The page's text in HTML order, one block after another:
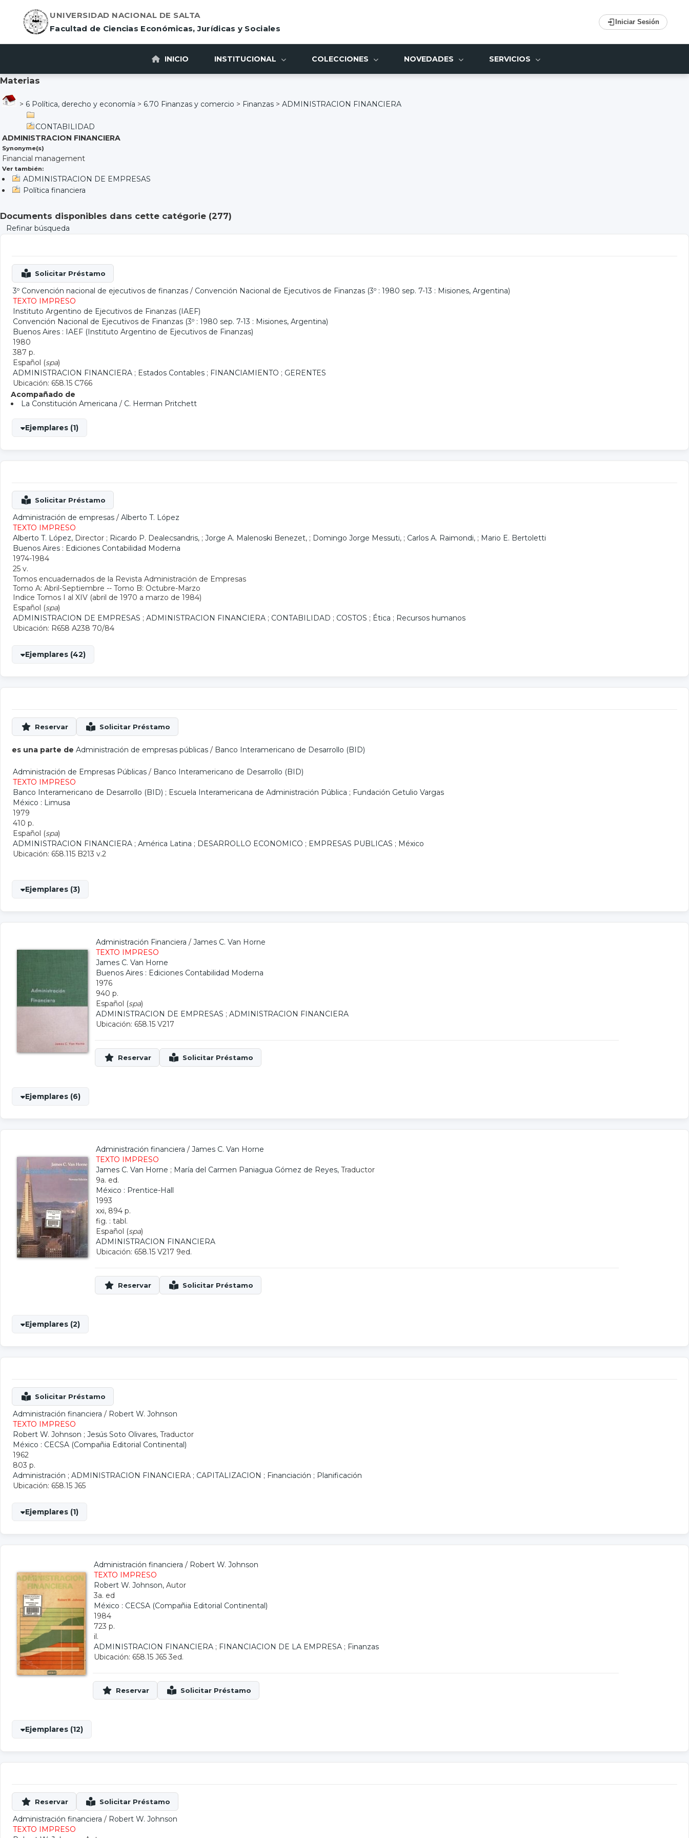
UNIVERSIDAD NACIONAL DE SALTA
Facultad de Ciencias Económicas, Jurídicas y Sociales
Iniciar Sesión
INICIO INSTITUCIONAL COLECCIONES NOVEDADES SERVICIOS
Materias
> 6 Política, derecho y economía > 6.70 Finanzas y comercio > Finanzas > ADMINISTRACION FINANCIERA
CONTABILIDAD
ADMINISTRACION FINANCIERA
Synonyme(s)
Financial management
Ver también:
ADMINISTRACION DE EMPRESAS
Política financiera
Documents disponibles dans cette catégorie (277)
Refinar búsqueda
3º Convención nacional de ejecutivos de finanzas / Convención Nacional de Ejecutivos de Finanzas (3º : 1980 sep. 7-13 : Misiones, Argentina)
TEXTO IMPRESO
Instituto Argentino de Ejecutivos de Finanzas (IAEF)
Convención Nacional de Ejecutivos de Finanzas (3º : 1980 sep. 7-13 : Misiones, Argentina)
Buenos Aires : IAEF (Instituto Argentino de Ejecutivos de Finanzas)
1980
387 p.
Español (spa)
ADMINISTRACION FINANCIERA ; Estados Contables ; FINANCIAMIENTO ; GERENTES
Ubicación: 658.15 C766
Acompañado de
La Constitución Americana / C. Herman Pritchett
Ejemplares (1)
Administración de empresas / Alberto T. López
TEXTO IMPRESO
Alberto T. López, Director ; Ricardo P. Dealecsandris, ; Jorge A. Malenoski Benezet, ; Domingo Jorge Messuti, ; Carlos A. Raimondi, ; Mario E. Bertoletti
Buenos Aires : Ediciones Contabilidad Moderna
1974-1984
25 v.
Tomos encuadernados de la Revista Administración de Empresas
Tomo A: Abril-Septiembre -- Tomo B: Octubre-Marzo
Indice Tomos I al XIV (abril de 1970 a marzo de 1984)
Español (spa)
ADMINISTRACION DE EMPRESAS ; ADMINISTRACION FINANCIERA ; CONTABILIDAD ; COSTOS ; Ética ; Recursos humanos
Ubicación: R658 A238 70/84
Ejemplares (42)
es una parte de Administración de empresas públicas / Banco Interamericano de Desarrollo (BID)
Administración de Empresas Públicas / Banco Interamericano de Desarrollo (BID)
TEXTO IMPRESO
Banco Interamericano de Desarrollo (BID) ; Escuela Interamericana de Administración Pública ; Fundación Getulio Vargas
México : Limusa
1979
410 p.
Español (spa)
ADMINISTRACION FINANCIERA ; América Latina ; DESARROLLO ECONOMICO ; EMPRESAS PUBLICAS ; México
Ubicación: 658.115 B213 v.2
Ejemplares (3)
Administración Financiera / James C. Van Horne
TEXTO IMPRESO
James C. Van Horne
Buenos Aires : Ediciones Contabilidad Moderna
1976
940 p.
Español (spa)
ADMINISTRACION DE EMPRESAS ; ADMINISTRACION FINANCIERA
Ubicación: 658.15 V217
Ejemplares (6)
Administración financiera / James C. Van Horne
TEXTO IMPRESO
James C. Van Horne ; María del Carmen Paniagua Gómez de Reyes, Traductor
9a. ed.
México : Prentice-Hall
1993
xxi, 894 p.
fig. : tabl.
Español (spa)
ADMINISTRACION FINANCIERA
Ubicación: 658.15 V217 9ed.
Ejemplares (2)
Administración financiera / Robert W. Johnson
TEXTO IMPRESO
Robert W. Johnson ; Jesús Soto Olivares, Traductor
México : CECSA (Compañia Editorial Continental)
1962
803 p.
Administración ; ADMINISTRACION FINANCIERA ; CAPITALIZACION ; Financiación ; Planificación
Ubicación: 658.15 J65
Ejemplares (1)
Administración financiera / Robert W. Johnson
TEXTO IMPRESO
Robert W. Johnson, Autor
3a. ed
México : CECSA (Compañia Editorial Continental)
1984
723 p.
il.
ADMINISTRACION FINANCIERA ; FINANCIACION DE LA EMPRESA ; Finanzas
Ubicación: 658.15 J65 3ed.
Ejemplares (12)
Administración financiera / Robert W. Johnson
TEXTO IMPRESO